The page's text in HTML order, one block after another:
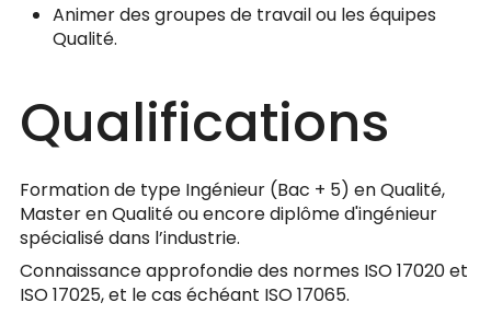
Animer des groupes de travail ou les équipes
Qualité.
Qualifications
Formation de type Ingénieur (Bac + 5) en Qualité,
Master en Qualité ou encore diplôme d'ingénieur
spécialisé dans l’industrie.
Connaissance approfondie des normes ISO 17020 et
ISO 17025, et le cas échéant ISO 17065.